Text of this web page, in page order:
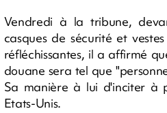
Vendredi à la tribune,
casques de sécurité et
réfléchissantes, il a affirmé
douane sera tel que
Sa manière à lui d'inciter à
Etats-Unis.